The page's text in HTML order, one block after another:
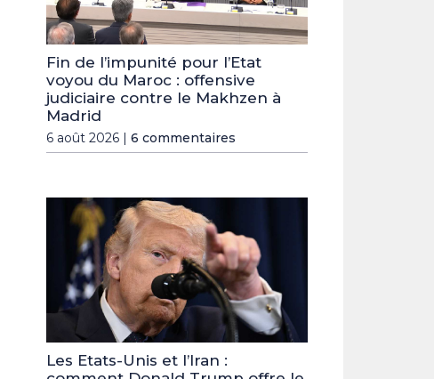
Fin de l’impunité pour l’Etat
voyou du Maroc : offensive
judiciaire contre le Makhzen à
Madrid
6 août 2026 | 6 commentaires
Les Etats-Unis et l’Iran :